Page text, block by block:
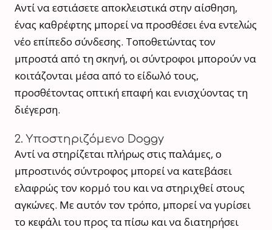
Αντί να εστιάσετε αποκλειστικά στην αίσθηση,
ένας καθρέφτης μπορεί να προσθέσει ένα εντελώς
νέο επίπεδο σύνδεσης. Τοποθετώντας τον
μπροστά από τη σκηνή, οι σύντροφοι μπορούν να
κοιτάζονται μέσα από το είδωλό τους,
προσθέτοντας οπτική επαφή και ενισχύοντας τη
διέγερση.
2. Υποστηριζόμενο Doggy
Αντί να στηρίζεται πλήρως στις παλάμες, ο
μπροστινός σύντροφος μπορεί να κατεβάσει
ελαφρώς τον κορμό του και να στηριχθεί στους
αγκώνες. Με αυτόν τον τρόπο, μπορεί να γυρίσει
το κεφάλι του προς τα πίσω και να διατηρήσει